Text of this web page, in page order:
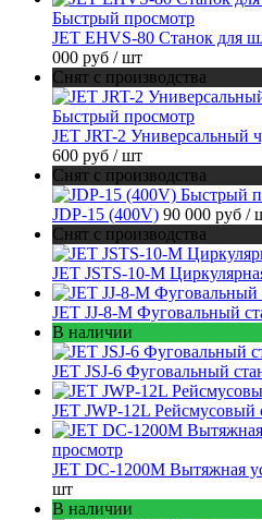
Быстрый просмотр
JET EHVS-80 Станок для
000 руб / шт
Снят с производства
Быстрый просмотр
JET JRT-2 Универсальный
600 руб / шт
Снят с производства
Быстрый
JDP-15 (400V) 90 000 руб /
Снят с производства
JET JSTS-10-M
JET JJ-8-M Фуговальный
В наличии
JET JSJ-6 Фуговальный
JET JWP-12L Рейсмусовый
просмотр
JET DC-1200M Вытяжная
шт
В наличии